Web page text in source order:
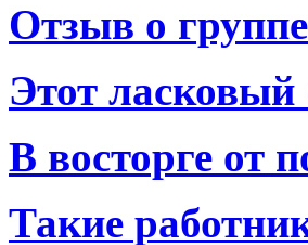
Отзыв о
Этот ласковый
В восторге от
Такие